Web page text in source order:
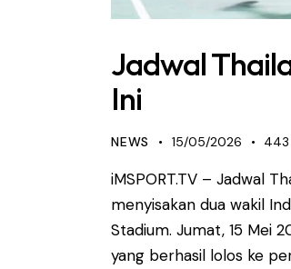
Jadwal
Ini
NEWS 15/05/2026 443
iMSPORT.TV – Jadwal
menyisakan dua wakil
Stadium. Jumat, 15 Mei
yang berhasil lolos ke